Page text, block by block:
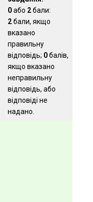
0або 2бали:
2бали, якщо
вказано
правильну
відповідь; 0балів,
якщо вказано
неправильну
відповідь, або
відповіді не
надано.